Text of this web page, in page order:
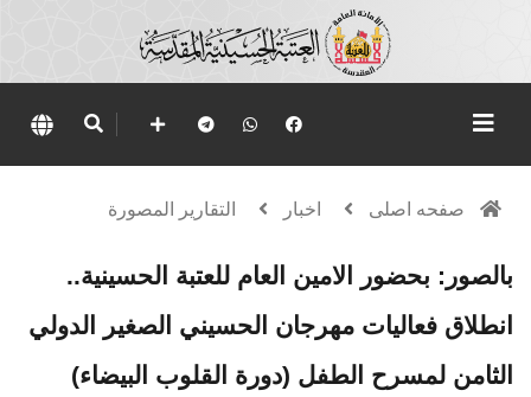
صفحه اصلی اخبار التقارير المصورة
بالصور: بحضور الامين العام للعتبة الحسينية..
انطلاق فعاليات مهرجان الحسيني الصغير الدولي
الثامن لمسرح الطفل (دورة القلوب البيضاء)